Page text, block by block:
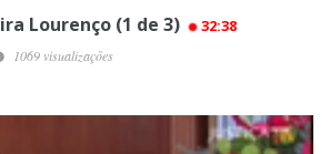
Lourenço (1 de 3) 32:38
1069 visualizações